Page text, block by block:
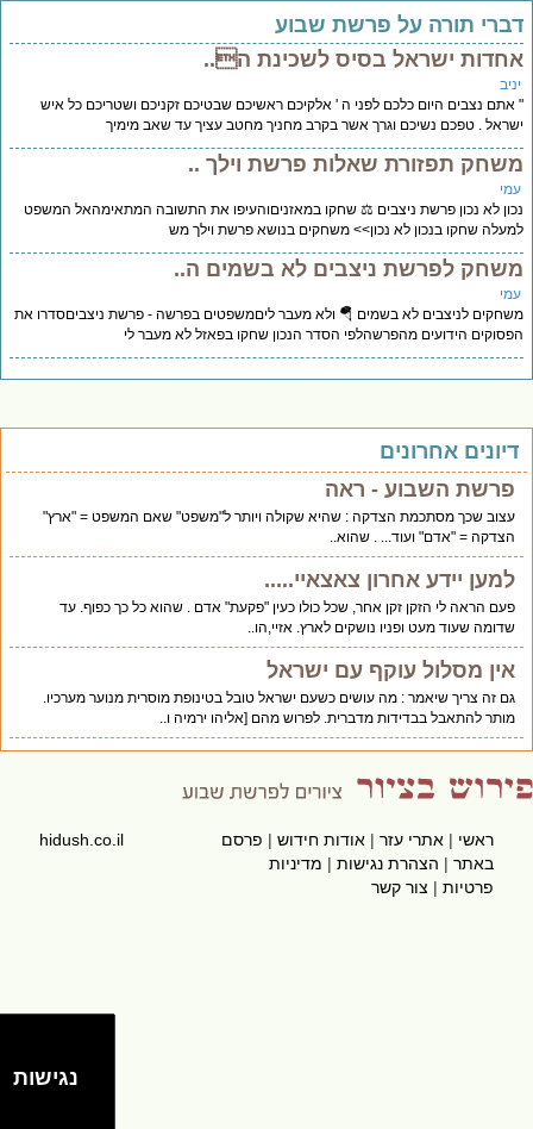
תורה על פרשת שבוע
ישראל בסיס לשכינת ה..
נצבים היום כלכם לפני ה ' אלקיכם ראשיכם שבטיכם זקניכם ושטריכם כל איש
. טפכם נשיכם וגרך אשר בקרב מחניך מחטב עציך עד שאב מימיך
תפזורת שאלות פרשת וילך ..
לא נכון פרשת ניצבים ⚖️ שחקו במאזניםוהעיפו את התשובה המתאימהאל המשפט
שחקו בנכון לא נכון>> משחקים בנושא פרשת וילך מש
לפרשת ניצבים לא בשמים ה..
לניצבים לא בשמים 🪂 ולא מעבר לים️משפטים בפרשה - פרשת ניצביםסדרו את
הידועים מהפרשהלפי הסדר הנכון שחקו בפאזל לא מעבר לי
אחרונים
פרשת השבוע - ראה
עצוב שכך מסתכמת הצדקה : שהיא שקולה ויותר ל"משפט" שאם המשפט = "ארץ"
הצדקה = "אדם" ועוד... . שהוא..
למען יידע אחרון צאצאיי.....
פעם הראה לי הזקן זקן אחר, שכל כולו כעין "פקעת" אדם . שהוא כל כך כפוף. עד
שדומה שעוד מעט ופניו נושקים לארץ. אזיי,הו..
אין מסלול עוקף עם ישראל
גם זה צריך שיאמר : מה עושים כשעם ישראל טובל בטינופת מוסרית מנוער מערכיו.
מותר להתאבל בבדידות מדברית. לפרוש מהם [אליהו ירמיה ו..
ראשי|אתרי עזר|אודות חידוש|פרסם
באתר|הצהרת נגישות|מדיניות
פרטיות|צור קשר
hidush.co.il
נגישות